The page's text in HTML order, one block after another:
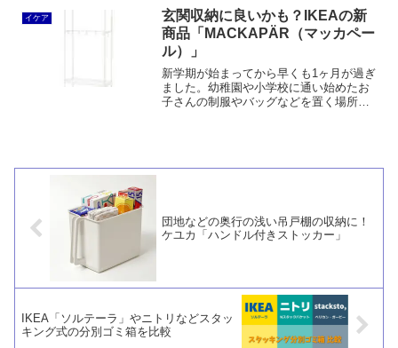
イケア
玄関収納に良いかも？IKEAの新
商品「MACKAPÄR（マッカペー
ル）」
新学期が始まってから早くも1ヶ月が過ぎ
ました。幼稚園や小学校に通い始めたお
子さんの制服やバッグなどを置く場所が
団地などの奥行の浅い吊戸棚の収納に！
ケユカ「ハンドル付きストッカー」
IKEA「ソルテーラ」やニトリなどスタッ
キング式の分別ゴミ箱を比較